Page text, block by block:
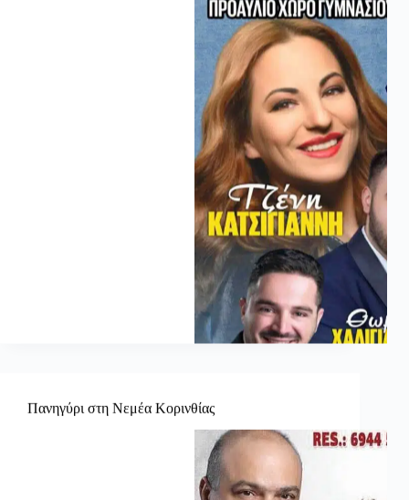
Πανηγύρι στη Νεμέα Κορινθίας